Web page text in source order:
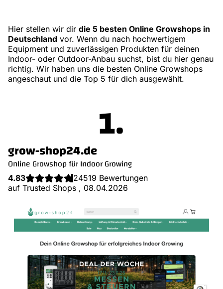
Hier stellen wir dir die 5 besten Online Growshops in
Deutschland vor. Wenn du nach hochwertigem
Equipment und zuverlässigen Produkten für deinen
Indoor- oder Outdoor-Anbau suchst, bist du hier genau
richtig. Wir haben uns die besten Online Growshops
angeschaut und die Top 5 für dich ausgewählt.
.
grow-shop24.de
Online Growshop für Indoor Growing
4.83
24519 Bewertungen
auf Trusted Shops , 08.04.2026